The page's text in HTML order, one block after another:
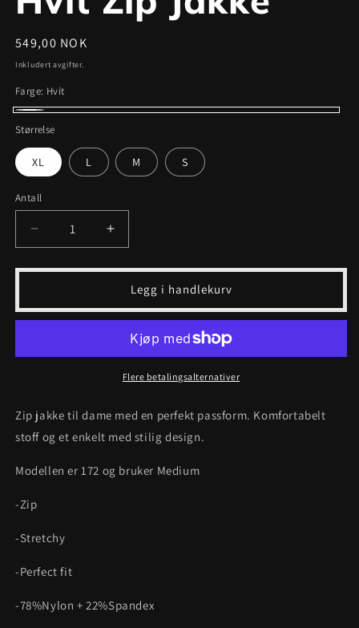
Vanlig
pris
549,00 NOK
Inkludert avgifter.
Farge: Hvit
Størrelse
XL L M S
Antall
antallet
for
Jakke
Øk
antallet
for
Hvit
Jakke
Legg i handlekurv
Flere betalingsalternativer
Zip jakke til dame med en perfekt passform. Komfortabelt
stoff og et enkelt med stilig design.
Modellen er 172 og bruker Medium
-Zip
-Stretchy
-Perfect fit
-78%Nylon + 22%Spandex